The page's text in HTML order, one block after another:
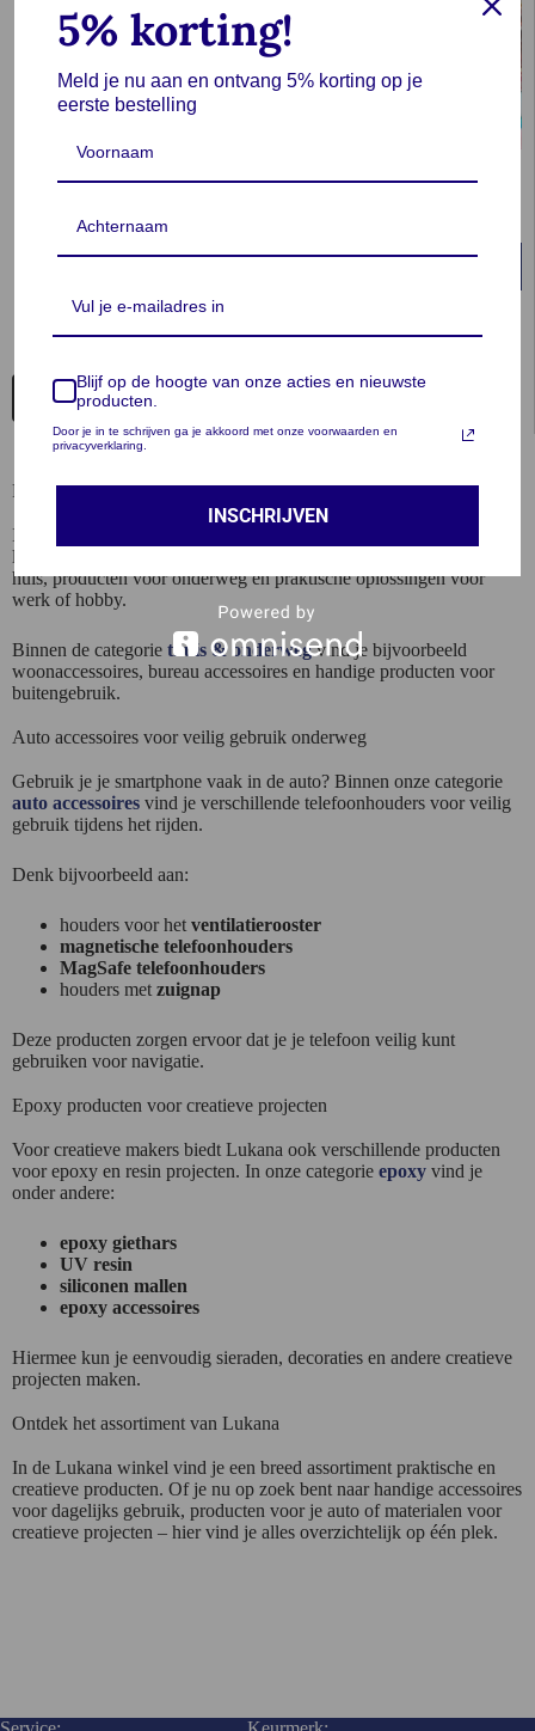
Nachtlamp – 16 Kleuren –
22,99
In winkelwagen
+ 2 Onderzetter Mallen
In winkelwagen
VORIGE
Praktische accessoires voor thuis en onderweg
In onze winkel vind je verschillende producten die het dagelijks
leven makkelijker maken. Denk aan handige accessoires voor in
huis, producten voor onderweg en praktische oplossingen voor
werk of hobby.
Binnen de categorie thuis & onderwegvind je bijvoorbeeld
woonaccessoires, bureau accessoires en handige producten voor
buitengebruik.
Auto accessoires voor veilig gebruik onderweg
Gebruik je je smartphone vaak in de auto? Binnen onze categorie
auto accessoires vind je verschillende telefoonhouders voor veilig
gebruik tijdens het rijden.
Denk bijvoorbeeld aan:
houders voor het ventilatierooster
magnetische telefoonhouders
MagSafe telefoonhouders
houders met zuignap
Deze producten zorgen ervoor dat je je telefoon veilig kunt
gebruiken voor navigatie.
Epoxy producten voor creatieve projecten
Voor creatieve makers biedt Lukana ook verschillende producten
voor epoxy en resin projecten. In onze categorie epoxy vind je
onder andere:
epoxy giethars
UV resin
siliconen mallen
epoxy accessoires
Hiermee kun je eenvoudig sieraden, decoraties en andere creatieve
projecten maken.
Ontdek het assortiment van Lukana
In de Lukana winkel vind je een breed assortiment praktische en
creatieve producten. Of je nu op zoek bent naar handige accessoires
voor dagelijks gebruik, producten voor je auto of materialen voor
creatieve projecten – hier vind je alles overzichtelijk op één plek.
5% korting!
Meld je nu aan en ontvang 5% korting op je
eerste bestelling
Blijf op de hoogte van onze acties en nieuwste
producten.
Door je in te schrijven ga je akkoord met onze voorwaarden en
privacyverklaring.
INSCHRIJVEN